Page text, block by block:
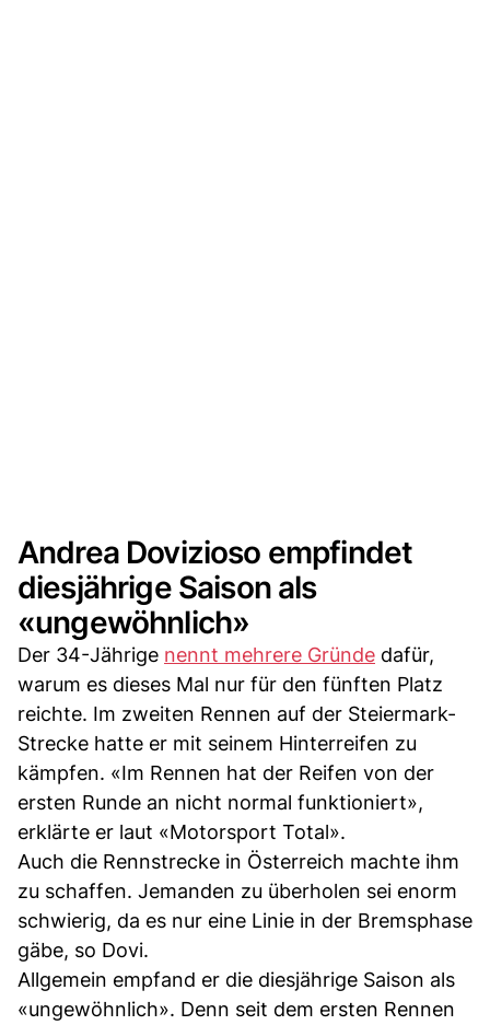
Andrea Dovizioso empfindet
diesjährige Saison als
«ungewöhnlich»
Der 34-Jährige nennt mehrere Gründe dafür,
warum es dieses Mal nur für den fünften Platz
reichte. Im zweiten Rennen auf der Steiermark-
Strecke hatte er mit seinem Hinterreifen zu
kämpfen. «Im Rennen hat der Reifen von der
ersten Runde an nicht normal funktioniert»,
erklärte er laut «Motorsport Total».
Auch die Rennstrecke in Österreich machte ihm
zu schaffen. Jemanden zu überholen sei enorm
schwierig, da es nur eine Linie in der Bremsphase
gäbe, so Dovi.
Allgemein empfand er die diesjährige Saison als
«ungewöhnlich». Denn seit dem ersten Rennen